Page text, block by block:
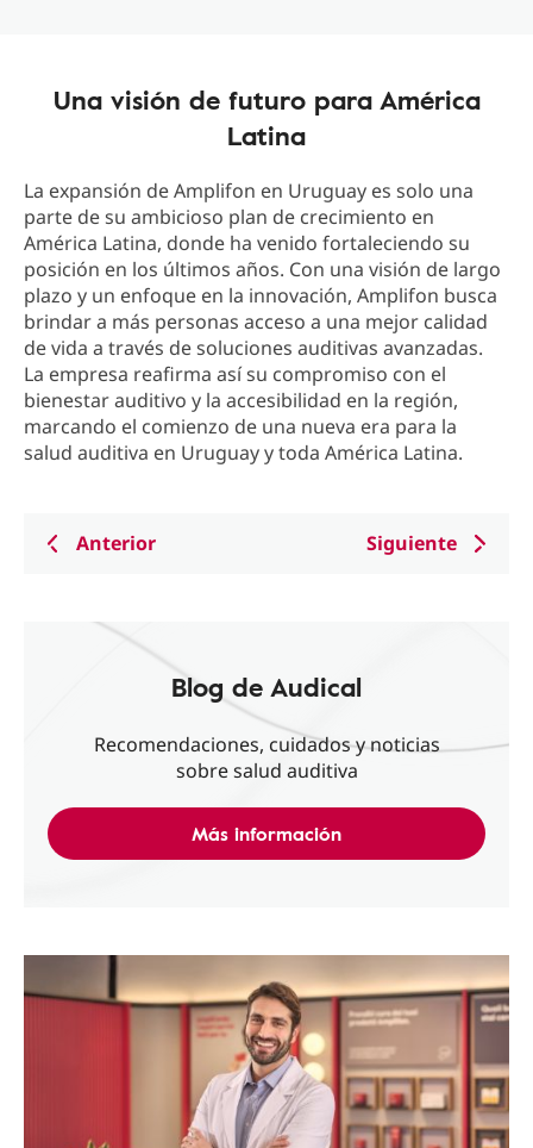
Una visión de futuro para América
Latina
La expansión de Amplifon en Uruguay es solo una
parte de su ambicioso plan de crecimiento en
América Latina, donde ha venido fortaleciendo su
posición en los últimos años. Con una visión de largo
plazo y un enfoque en la innovación, Amplifon busca
brindar a más personas acceso a una mejor calidad
de vida a través de soluciones auditivas avanzadas.
La empresa reafirma así su compromiso con el
bienestar auditivo y la accesibilidad en la región,
marcando el comienzo de una nueva era para la
salud auditiva en Uruguay y toda América Latina.
Anterior Siguiente
Blog de Audical
Recomendaciones, cuidados y noticias
sobre salud auditiva
Más información